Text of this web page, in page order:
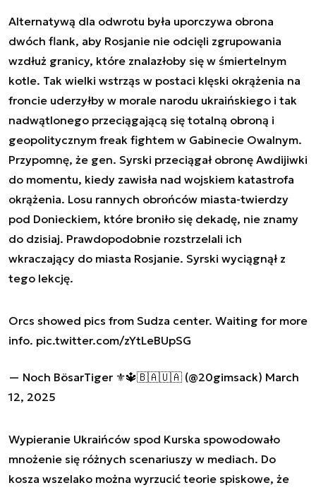
Alternatywą dla odwrotu była uporczywa obrona
dwóch flank, aby Rosjanie nie odcięli zgrupowania
wzdłuż granicy, które znalazłoby się w śmiertelnym
kotle. Tak wielki wstrząs w postaci klęski okrążenia na
froncie uderzyłby w morale narodu ukraińskiego i tak
nadwątlonego przeciągającą się totalną obroną i
geopolitycznym freak fightem w Gabinecie Owalnym.
Przypomnę, że gen. Syrski przeciągał obronę Awdijiwki
do momentu, kiedy zawisła nad wojskiem katastrofa
okrążenia. Losu rannych obrońców miasta-twierdzy
pod Donieckiem, które broniło się dekadę, nie znamy
do dzisiaj. Prawdopodobnie rozstrzelali ich
wkraczający do miasta Rosjanie. Syrski wyciągnął z
tego lekcję.
Orcs showed pics from Sudza center. Waiting for more
info. pic.twitter.com/zYtLeBUpSG
— Noch BösarTiger ⚜️🔱🇧🇦🇺🇦 (@20gimsack) March
12, 2025
Wypieranie Ukraińców spod Kurska spowodowało
mnożenie się różnych scenariuszy w mediach. Do
kosza wszelako można wyrzucić teorie spiskowe, że